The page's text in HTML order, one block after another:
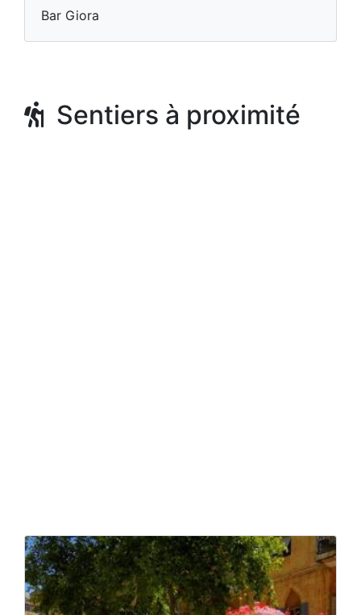
Bar Giora
Sentiers à proximité